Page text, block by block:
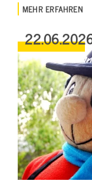
MEHR ERFAHREN